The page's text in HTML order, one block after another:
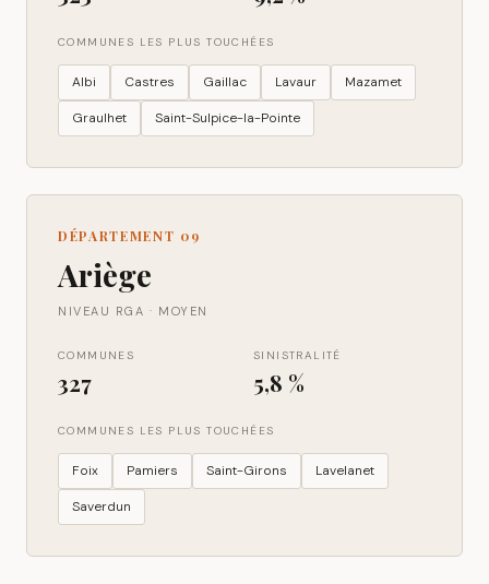
COMMUNES LES PLUS TOUCHÉES
Albi Castres Gaillac Lavaur Mazamet
Graulhet Saint-Sulpice-la-Pointe
DÉPARTEMENT 09
Ariège
NIVEAU RGA · MOYEN
COMMUNES
327
SINISTRALITÉ
5,8 %
COMMUNES LES PLUS TOUCHÉES
Foix Pamiers Saint-Girons Lavelanet
Saverdun